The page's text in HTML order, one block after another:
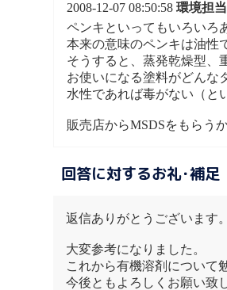
2008-12-07 08:50:58環境担
ペンキといってもいろいろ
本来の意味のペンキは油性
そうすると、蒸発乾燥型、
お使いになる塗料がどんな
水性であれば毒がない（と
販売店からMSDSをもらう
回答に対するお礼･補足
返信ありがとうございます。
大変参考になりました。
これから有機溶剤について
今後ともよろしくお願い致